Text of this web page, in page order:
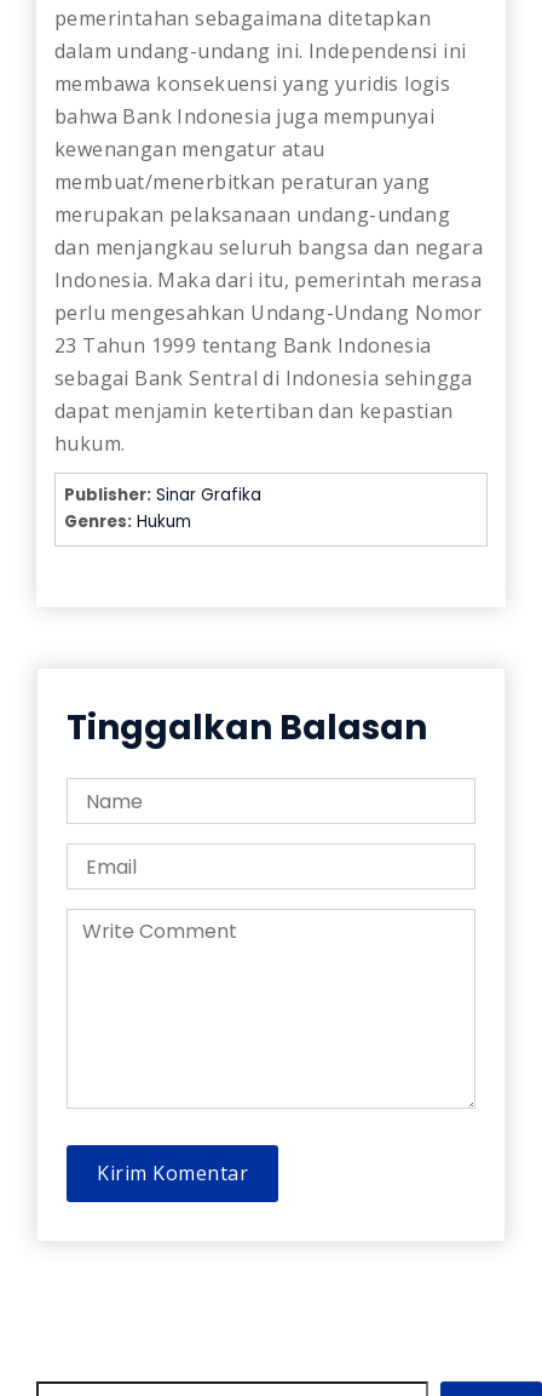
pemerintahan sebagaimana ditetapkan
dalam undang-undang ini. Independensi ini
membawa konsekuensi yang yuridis logis
bahwa Bank Indonesia juga mempunyai
kewenangan mengatur atau
membuat/menerbitkan peraturan yang
merupakan pelaksanaan undang-undang
dan menjangkau seluruh bangsa dan negara
Indonesia. Maka dari itu, pemerintah merasa
perlu mengesahkan Undang-Undang Nomor
23 Tahun 1999 tentang Bank Indonesia
sebagai Bank Sentral di Indonesia sehingga
dapat menjamin ketertiban dan kepastian
hukum.
Publisher: Sinar Grafika
Genres: Hukum
Tinggalkan Balasan